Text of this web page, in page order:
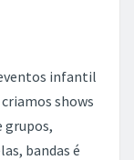
infantil
shows
grupos,
bandas é